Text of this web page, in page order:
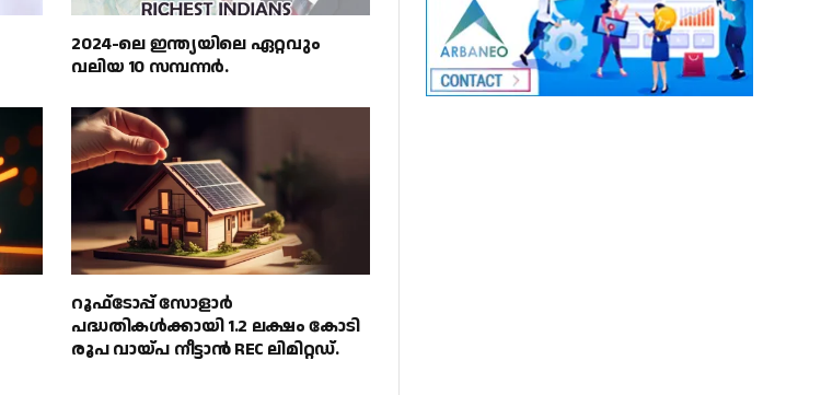
2024-ലെ ഇന്ത്യയിലെ ഏറ്റവും
വലിയ 10 സമ്പന്നർ.
റൂഫ്‌ടോപ്പ് സോളാർ
പദ്ധതികൾക്കായി 1.2 ലക്ഷം കോടി
രൂപ വായ്പ നീട്ടാൻ REC ലിമിറ്റഡ്.